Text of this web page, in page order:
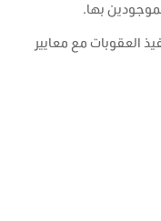
بها.
العقوبات مع معايير